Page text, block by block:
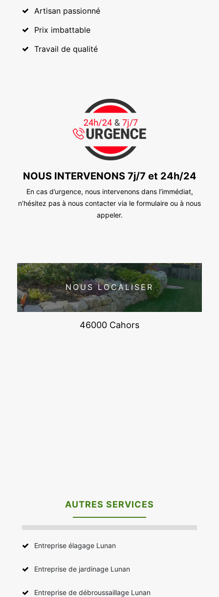
Artisan passionné
Prix imbattable
Travail de qualité
NOUS INTERVENONS 7j/7 et 24h/24
En cas d’urgence, nous intervenons dans l’immédiat,
n’hésitez pas à nous contacter via le formulaire ou à nous
appeler.
NOUS LOCALISER
46000 Cahors
AUTRES SERVICES
Entreprise élagage Lunan
Entreprise de jardinage Lunan
Entreprise de débroussaillage Lunan